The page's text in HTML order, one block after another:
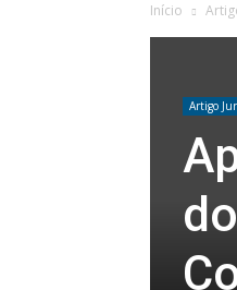
Início
Artigo